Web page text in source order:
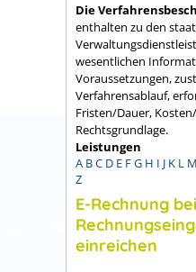
Die
enthalten zu den
wesentlichen
Voraussetzungen,
Verfahrensablauf,
Fristen/Dauer,
Rechtsgrundlage.
Leistungen
A BC D E FG H I J K L M
Z
E-Rechnung
einreichen